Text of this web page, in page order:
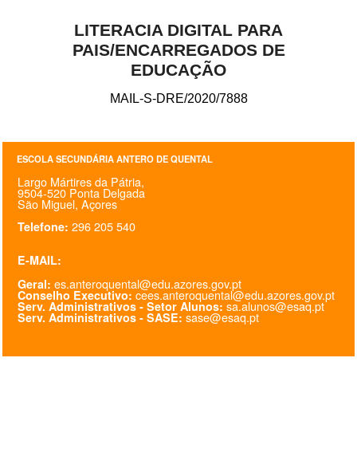
Oferta formativa
ESAQ sem Bullying
Clubes Escolares
Matrículas
FORmaESAQ
@esaq.erasmus
LITERACIA DIGITAL PARA
PAIS/ENCARREGADOS DE
EDUCAÇÃO
MAIL-S-DRE/2020/7888
ESCOLA SECUNDÁRIA ANTERO DE QUENTAL
Largo Mártires da Pátria,
9504-520 Ponta Delgada
São Miguel, Açores
Telefone: 296 205 540
E-MAIL:
Geral: es.anteroquental@edu.azores.gov.pt
Conselho Executivo: cees.anteroquental@edu.azores.gov.pt
Serv. Administrativos - Setor Alunos: sa.alunos@esaq.pt
Serv. Administrativos - SASE: sase@esaq.pt